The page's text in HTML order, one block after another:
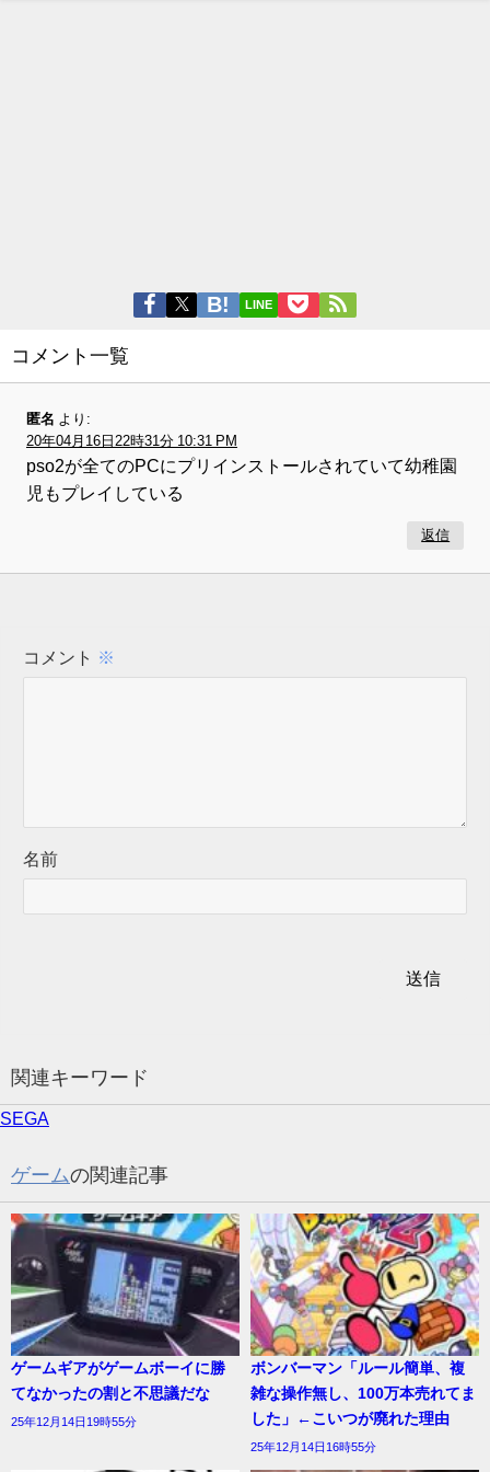
LINE
コメント一覧
匿名 より:
20年04月16日22時31分 10:31 PM
pso2が全てのPCにプリインストールされていて幼稚園
児もプレイしている
返信
コメント ※
名前
関連キーワード
SEGA
ゲームの関連記事
ゲームギアがゲームボーイに勝
てなかったの割と不思議だな
25年12月14日19時55分
ボンバーマン「ルール簡単、複
雑な操作無し、100万本売れてま
した」←こいつが廃れた理由
25年12月14日16時55分